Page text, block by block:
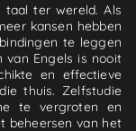
taal ter wereld. Als
kansen hebben
te leggen
van Engels is nooit
en effectieve
thuis. Zelfstudie
te vergroten en
beheersen van het